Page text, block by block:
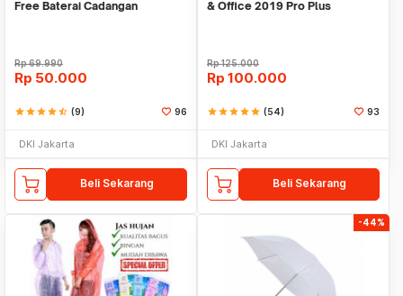
Free Baterai Cadangan
Rp69.990
Rp 50.000
starstarstarstarstar_half (9) 96
DKI Jakarta
Beli Sekarang
& Office 2019 Pro Plus
Rp125.000
Rp 100.000
starstarstarstarstar (54) 93
DKI Jakarta
Beli Sekarang
-44%